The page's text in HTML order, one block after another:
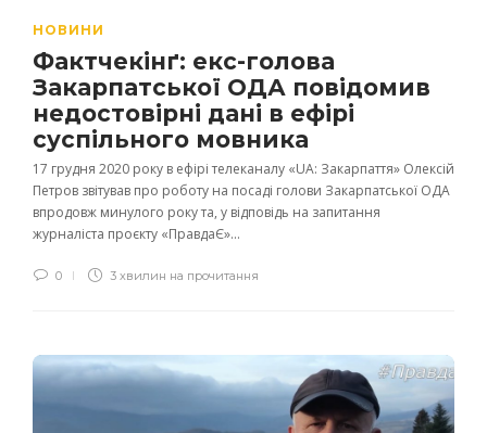
НОВИНИ
Фактчекінґ: екс-голова
Закарпатської ОДА повідомив
недостовірні дані в ефірі
суспільного мовника
17 грудня 2020 року в ефірі телеканалу «UA: Закарпаття» Олексій
Петров звітував про роботу на посаді голови Закарпатської ОДА
впродовж минулого року та, у відповідь на запитання
журналіста проєкту «ПравдаЄ»...
0 3 хвилин на прочитання